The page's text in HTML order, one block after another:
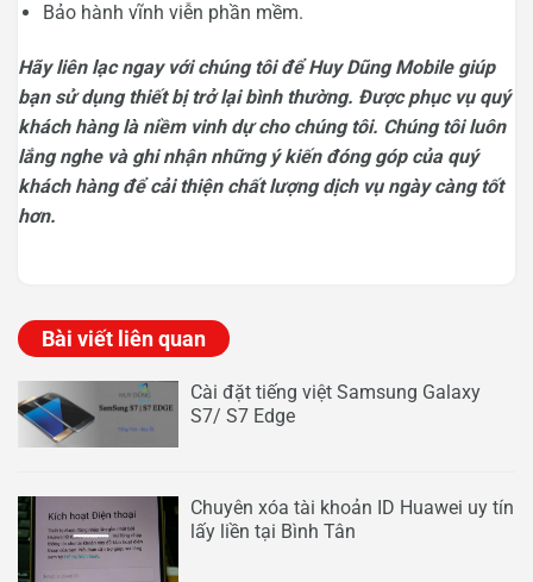
Bảo hành vĩnh viễn phần mềm.
Hãy liên lạc ngay với chúng tôi để Huy Dũng Mobile giúp
bạn sử dụng thiết bị trở lại bình thường. Được phục vụ quý
khách hàng là niềm vinh dự cho chúng tôi. Chúng tôi luôn
lắng nghe và ghi nhận những ý kiến đóng góp của quý
khách hàng để cải thiện chất lượng dịch vụ ngày càng tốt
hơn.
Bài viết liên quan
Cài đặt tiếng việt Samsung Galaxy
S7/ S7 Edge
Chuyên xóa tài khoản ID Huawei uy tín
lấy liền tại Bình Tân